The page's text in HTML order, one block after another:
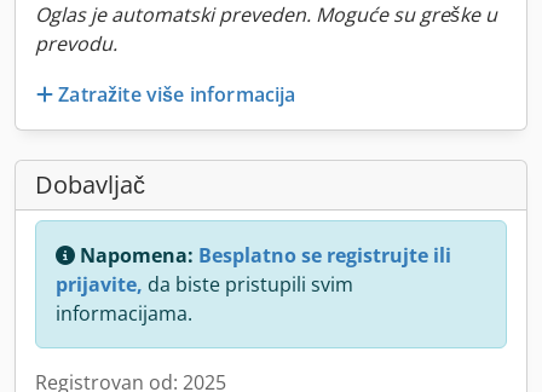
Oglas je automatski preveden. Moguće su greške u
prevodu.
Zatražite više informacija
Dobavljač
Napomena: Besplatno se registrujte ili
prijavite, da biste pristupili svim
informacijama.
Registrovan od: 2025